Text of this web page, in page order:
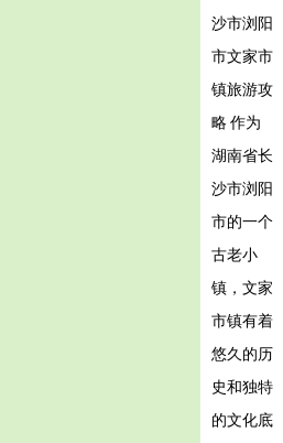
沙市浏阳
市文家市
镇旅游攻
略 作为
湖南省长
沙市浏阳
市的一个
古老小
镇，文家
市镇有着
悠久的历
史和独特
的文化底